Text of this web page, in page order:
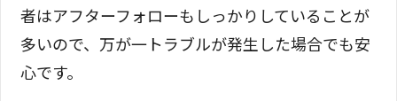
者はアフターフォローもしっかりしていることが
多いので、万が一トラブルが発生した場合でも安
心です。